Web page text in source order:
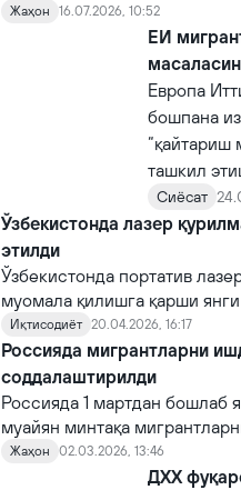
олишга мажбур бўлиши
қаерда эканлиги ва
Жаҳон 16.07.2026, 10:52
ЕИ
Европа
бошпана
“қайтариш
ташкил
Сиёсат
Ўзбекистонда лазер
этилди
Ўзбекистонда портатив
муомала қилишга қарши
этилди.
Иқтисодиёт 20.04.2026, 16:17
Россияда мигрантларни
соддалаштирилди
Россияда 1 мартдан бошлаб
муайян минтақа
жорий этса, иш берувчилар
ҳуқуқига эга бўлади.
Жаҳон 02.03.2026, 13:46
ДХХ